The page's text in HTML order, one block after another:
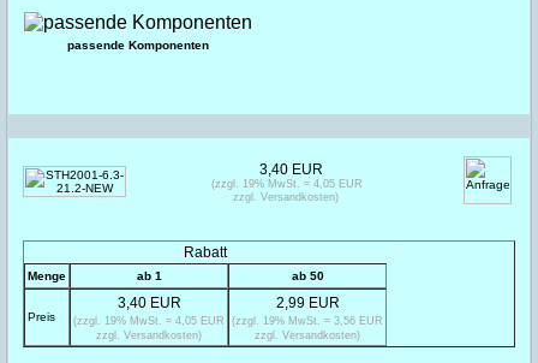
passende Komponenten
Rabatt
Menge ab 1 ab 50
Preis
3,40 EUR
(zzgl. 19% MwSt. = 4,05 EUR
zzgl. Versandkosten)
2,99 EUR
(zzgl. 19% MwSt. = 3,56 EUR
zzgl. Versandkosten)
3,40 EUR
(zzgl. 19% MwSt. = 4,05 EUR
zzgl. Versandkosten)